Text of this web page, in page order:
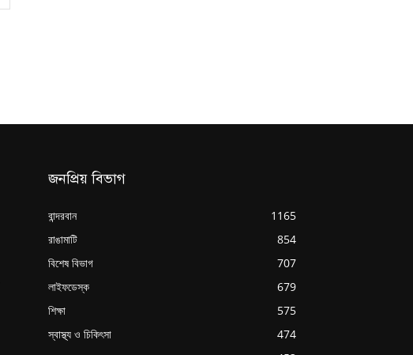
জনপ্রিয় বিভাগ
বান্দরবান
1165
রাঙামাটি
854
বিশেষ বিভাগ
707
লাইফডেস্ক
679
শিক্ষা
575
স্বাস্থ্য ও চিকিৎসা
474